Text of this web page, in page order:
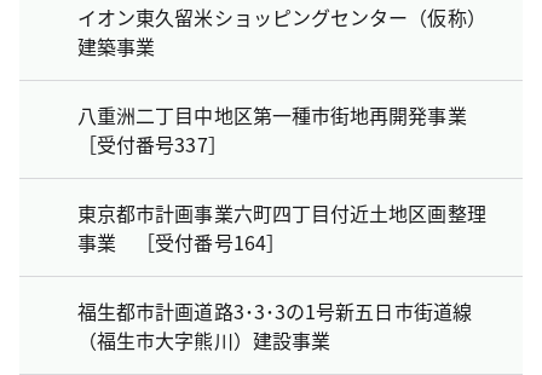
イオン東久留米ショッピングセンター（仮称）
建築事業
八重洲二丁目中地区第一種市街地再開発事業
［受付番号337］
東京都市計画事業六町四丁目付近土地区画整理
事業 ［受付番号164］
福生都市計画道路3･3･3の1号新五日市街道線
（福生市大字熊川）建設事業